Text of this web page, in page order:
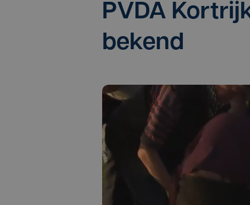
PVDA
bekend